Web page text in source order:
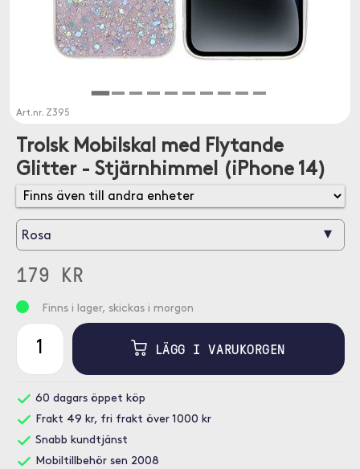
Art.nr. Z395
Trolsk Mobilskal med Flytande
Glitter - Stjärnhimmel (iPhone 14)
Rosa ▾
179 KR
Finns i lager, skickas i morgon
LÄGG I VARUKORGEN
60 dagars öppet köp
Frakt 49 kr, fri frakt över 1000 kr
Snabb kundtjänst
Mobiltillbehör sen 2008